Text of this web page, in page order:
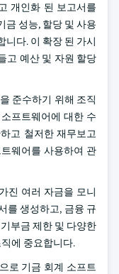
개인화 된 보고서를
금 성능, 할당 및 사용
니다. 이 확장 된 가시
고 예산 및 자원 할당
준수하기 위해 조직
프트웨어에 대한 수
고 철저한 재무보고
웨어를 사용하여 관
진 여러 자금을 모니
를 생성하고, 금융 규
부금 제한 및 다양한
에 중요합니다.
로 기금 회계 소프트